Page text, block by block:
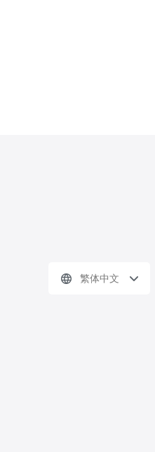
繁体中文